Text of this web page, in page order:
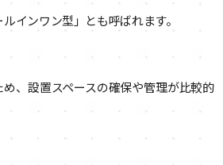
インワン型」とも呼ばれます。
、設置スペースの確保や管理が比較的